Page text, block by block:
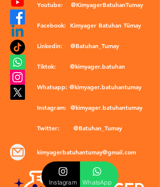
Youtube: @KimyagerBatuhanTumay
Facebook: Kimyager Batuhan Tümay
Linkedin: @Batuhan_Tumay
Tiktok: @kimyager.batuhan
Whatsapp: @kimyager.batuhantumay
Instagram: @kimyager.batuhantumay
Twitter: @Batuhan_Tumay
kimyagerbatuhantumay@gmail.com
Instagram WhatsApp